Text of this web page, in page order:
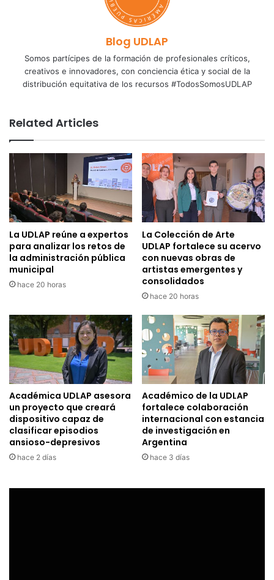
Blog UDLAP
Somos partícipes de la formación de profesionales críticos,
creativos e innovadores, con conciencia ética y social de la
distribución equitativa de los recursos #TodosSomosUDLAP
Related Articles
La UDLAP reúne a expertos
para analizar los retos de
la administración pública
municipal
hace 20 horas
La Colección de Arte
UDLAP fortalece su acervo
con nuevas obras de
artistas emergentes y
consolidados
hace 20 horas
Académica UDLAP asesora
un proyecto que creará
dispositivo capaz de
clasificar episodios
ansioso-depresivos
hace 2 días
Académico de la UDLAP
fortalece colaboración
internacional con estancia
de investigación en
Argentina
hace 3 días